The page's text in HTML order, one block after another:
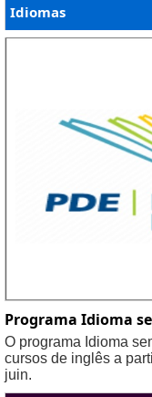
Idiomas
Programa Idioma
O programa Idioma
cursos de inglês a
juin.